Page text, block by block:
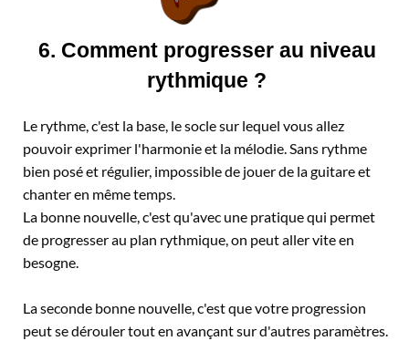
6. Comment progresser au niveau
rythmique ?
Le rythme, c'est la base, le socle sur lequel vous allez
pouvoir exprimer l'harmonie et la mélodie. Sans rythme
bien posé et régulier, impossible de jouer de la guitare et
chanter en même temps.
La bonne nouvelle, c'est qu'avec une pratique qui permet
de progresser au plan rythmique, on peut aller vite en
besogne.
La seconde bonne nouvelle, c'est que votre progression
peut se dérouler tout en avançant sur d'autres paramètres.